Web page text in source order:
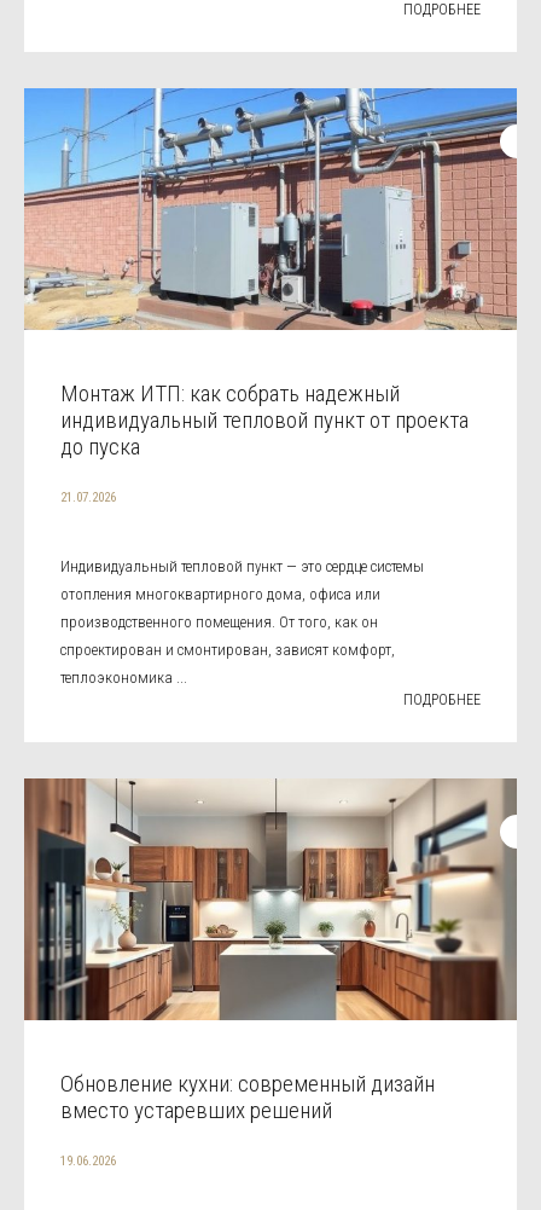
ПОДРОБНЕЕ
Монтаж ИТП: как собрать надежный
индивидуальный тепловой пункт от проекта
до пуска
21.07.2026
Индивидуальный тепловой пункт — это сердце системы
отопления многоквартирного дома, офиса или
производственного помещения. От того, как он
спроектирован и смонтирован, зависят комфорт,
теплоэкономика ...
ПОДРОБНЕЕ
Обновление кухни: современный дизайн
вместо устаревших решений
19.06.2026